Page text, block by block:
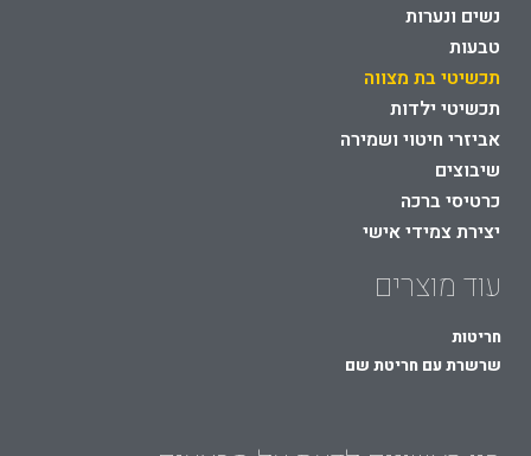
נשים ונערות
טבעות
תכשיטי בת מצווה
תכשיטי ילדות
אביזרי חיטוי ושמירה
שיבוצים
כרטיסי ברכה
יצירת צמידי אישי
עוד מוצרים
חריטות
שרשרת עם חריטת שם